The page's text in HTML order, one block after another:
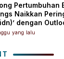
Pertumbuhan
Naikkan
dengan
yang lalu